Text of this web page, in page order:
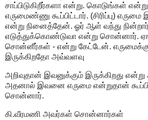
சாப்பிடுகிறீர்களா என்று. கொடுங்கள்
எருமைண்ணு கூப்பிட்டார். (சிரிப்பு) எருமை
என்று நினைத்தேன். ஓர் ஆள் வந்து
எடுத்துக்கொண்டுவா என்று சொன்னார்.
சொன்னீர்கள் - என்று கேட்டேன். எருமைக்கு
இருக்கிறதோ அவ்வளவு
அறிவுதான் இவனுக்கும் இருக்கிறது
அதனால் இவனை எருமை என்றுதான்
சொன்னார்.
கி.வீரமணி அவர்கள் சொன்னார்கள்